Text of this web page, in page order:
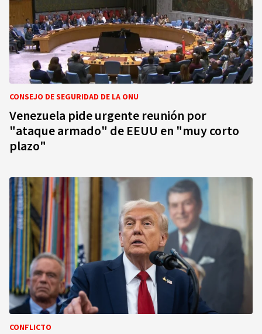
CONSEJO DE SEGURIDAD DE LA ONU
Venezuela pide urgente reunión por
"ataque armado" de EEUU en "muy corto
plazo"
CONFLICTO